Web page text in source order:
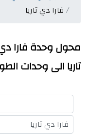
فارا دي تاريا
محول وحدة فارا دي
تاريا الى وحدات
فارا دي تاريا